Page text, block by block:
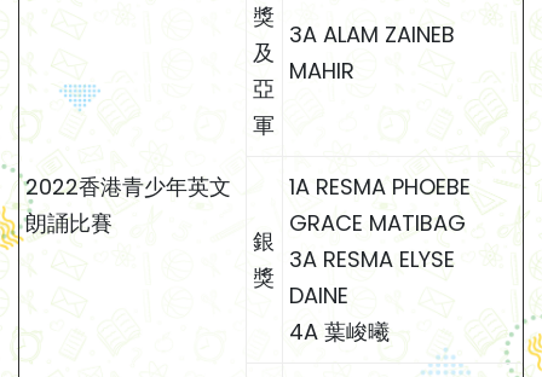
2022香港青少年英文
朗誦比賽
獎
及
亞
軍
3A ALAM ZAINEB
MAHIR
銀
獎
1A RESMA PHOEBE
GRACE MATIBAG
3A RESMA ELYSE
DAINE
4A 葉峻曦